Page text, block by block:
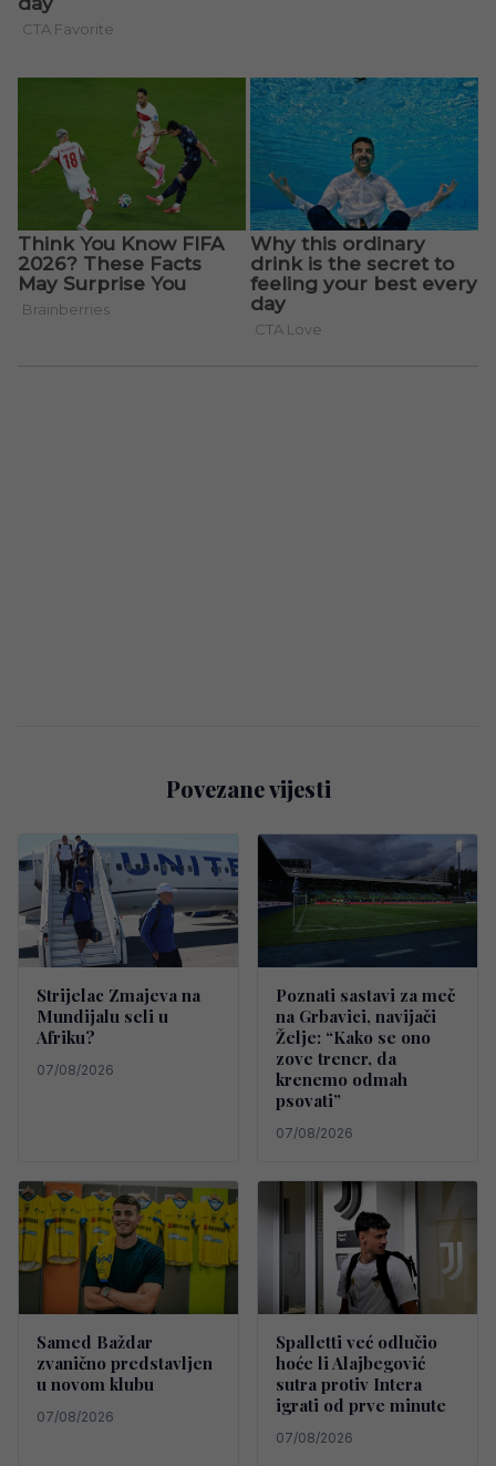
Povezane vijesti
Strijelac Zmajeva na
Mundijalu seli u
Afriku?
07/08/2026
Poznati sastavi za meč
na Grbavici, navijači
Želje: “Kako se ono
zove trener, da
krenemo odmah
psovati”
07/08/2026
Samed Baždar
zvanično predstavljen
u novom klubu
07/08/2026
Spalletti već odlučio
hoće li Alajbegović
sutra protiv Intera
igrati od prve minute
07/08/2026